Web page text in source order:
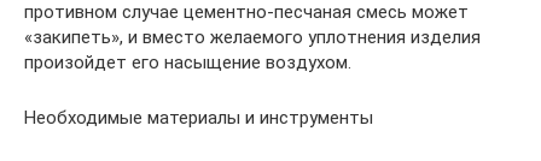
противном случае цементно-песчаная смесь может
«закипеть», и вместо желаемого уплотнения изделия
произойдет его насыщение воздухом.
Необходимые материалы и инструменты